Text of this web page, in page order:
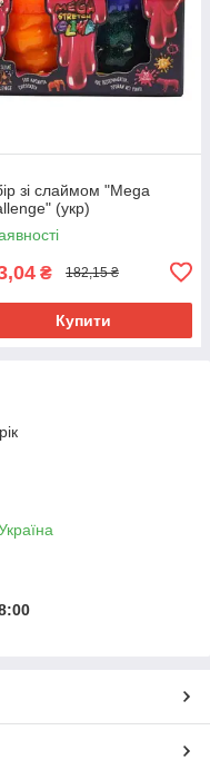
зі слаймом "Mega
(укр)
₴ 182,15 ₴
Купити